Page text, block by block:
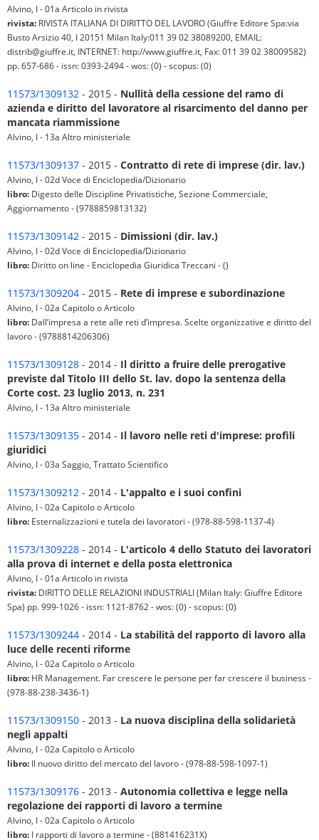
Alvino, I - 01a Articolo in rivista
rivista: RIVISTA ITALIANA DI DIRITTO DEL LAVORO (Giuffre Editore Spa:via
Busto Arsizio 40, I 20151 Milan Italy:011 39 02 38089200, EMAIL:
distrib@giuffre.it, INTERNET: http://www.giuffre.it, Fax: 011 39 02 38009582)
pp. 657-686 - issn: 0393-2494 - wos: (0) - scopus: (0)
11573/1309132 - 2015 - Nullità della cessione del ramo di
azienda e diritto del lavoratore al risarcimento del danno per
mancata riammissione
Alvino, I - 13a Altro ministeriale
11573/1309137 - 2015 - Contratto di rete di imprese (dir. lav.)
Alvino, I - 02d Voce di Enciclopedia/Dizionario
libro: Digesto delle Discipline Privatistiche, Sezione Commerciale,
Aggiornamento - (9788859813132)
11573/1309142 - 2015 - Dimissioni (dir. lav.)
Alvino, I - 02d Voce di Enciclopedia/Dizionario
libro: Diritto on line - Enciclopedia Giuridica Treccani - ()
11573/1309204 - 2015 - Rete di imprese e subordinazione
Alvino, I - 02a Capitolo o Articolo
libro: Dall’impresa a rete alle reti d’impresa. Scelte organizzative e diritto del
lavoro - (9788814206306)
11573/1309128 - 2014 - Il diritto a fruire delle prerogative
previste dal Titolo III dello St. lav. dopo la sentenza della
Corte cost. 23 luglio 2013, n. 231
Alvino, I - 13a Altro ministeriale
11573/1309135 - 2014 - Il lavoro nelle reti d'imprese: profili
giuridici
Alvino, I - 03a Saggio, Trattato Scientifico
11573/1309212 - 2014 - L'appalto e i suoi confini
Alvino, I - 02a Capitolo o Articolo
libro: Esternalizzazioni e tutela dei lavoratori - (978-88-598-1137-4)
11573/1309228 - 2014 - L'articolo 4 dello Statuto dei lavoratori
alla prova di internet e della posta elettronica
Alvino, I - 01a Articolo in rivista
rivista: DIRITTO DELLE RELAZIONI INDUSTRIALI (Milan Italy: Giuffre Editore
Spa) pp. 999-1026 - issn: 1121-8762 - wos: (0) - scopus: (0)
11573/1309244 - 2014 - La stabilità del rapporto di lavoro alla
luce delle recenti riforme
Alvino, I - 02a Capitolo o Articolo
libro: HR Management. Far crescere le persone per far crescere il business -
(978-88-238-3436-1)
11573/1309150 - 2013 - La nuova disciplina della solidarietà
negli appalti
Alvino, I - 02a Capitolo o Articolo
libro: Il nuovo diritto del mercato del lavoro - (978-88-598-1097-1)
11573/1309176 - 2013 - Autonomia collettiva e legge nella
regolazione dei rapporti di lavoro a termine
Alvino, I - 02a Capitolo o Articolo
libro: I rapporti di lavoro a termine - (881416231X)